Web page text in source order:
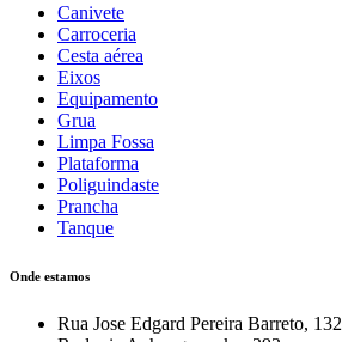
Canivete
Carroceria
Cesta aérea
Eixos
Equipamento
Grua
Limpa Fossa
Plataforma
Poliguindaste
Prancha
Tanque
Onde estamos
Rua Jose Edgard Pereira Barreto, 132